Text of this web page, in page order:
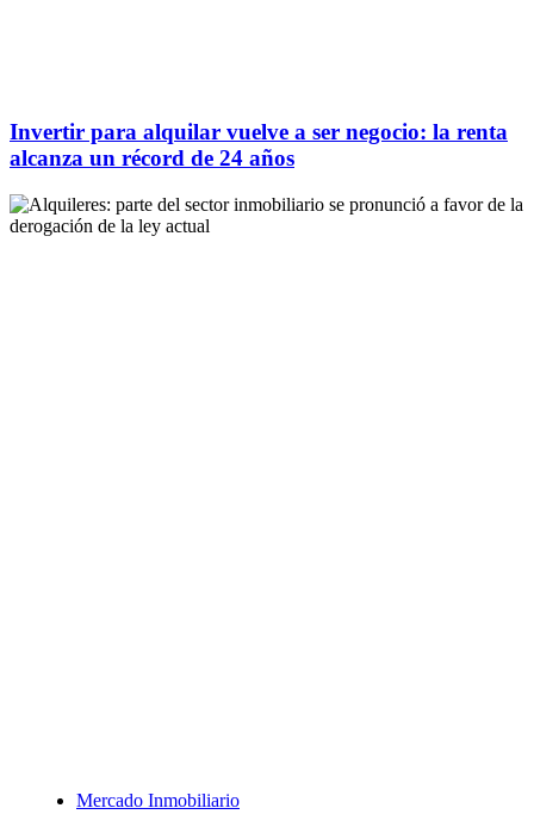
Invertir para alquilar vuelve a ser negocio: la renta
alcanza un récord de 24 años
Mercado Inmobiliario